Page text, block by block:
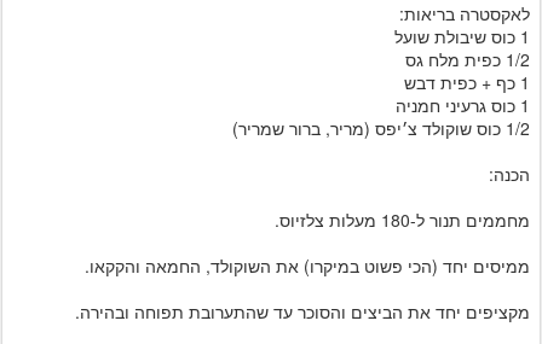
לאקסטרה בריאות:
1 כוס שיבולת שועל
1/2 כפית מלח גס
1 כף + כפית דבש
1 כוס גרעיני חמניה
1/2 כוס שוקולד צ׳יפס (מריר, ברור שמריר)
הכנה:
מחממים תנור ל-180 מעלות צלזיוס.
ממיסים יחד (הכי פשוט במיקרו) את השוקולד, החמאה והקקאו.
מקציפים יחד את הביצים והסוכר עד שהתערובת תפוחה ובהירה.